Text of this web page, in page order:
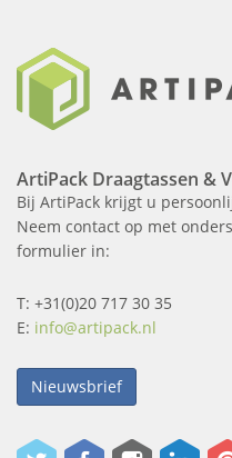
ArtiPack Draagtassen &
Bij ArtiPack krijgt u
Neem contact op met
formulier in:
T: +31(0)20 717 30 35
E: info@artipack.nl
Nieuwsbrief